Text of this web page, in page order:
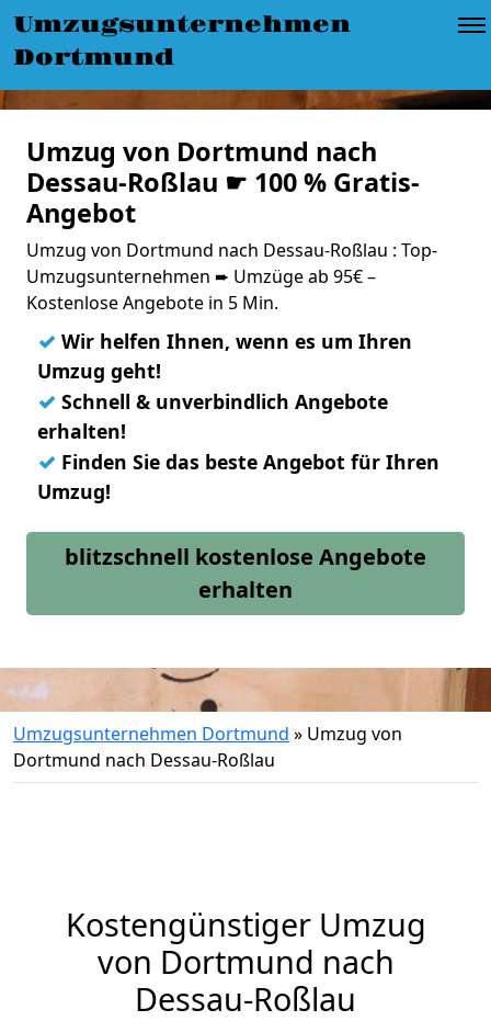
Umzugsunternehmen
Dortmund
Umzug von Dortmund nach
Dessau-Roßlau ☛ 100 % Gratis-
Angebot
Umzug von Dortmund nach Dessau-Roßlau : Top-
Umzugsunternehmen ➨ Umzüge ab 95€ –
Kostenlose Angebote in 5 Min.
✓ Wir helfen Ihnen, wenn es um Ihren
Umzug geht!
✓ Schnell & unverbindlich Angebote
erhalten!
✓ Finden Sie das beste Angebot für Ihren
Umzug!
blitzschnell kostenlose Angebote
erhalten
Umzugsunternehmen Dortmund » Umzug von
Dortmund nach Dessau-Roßlau
Kostengünstiger Umzug
von Dortmund nach
Dessau-Roßlau